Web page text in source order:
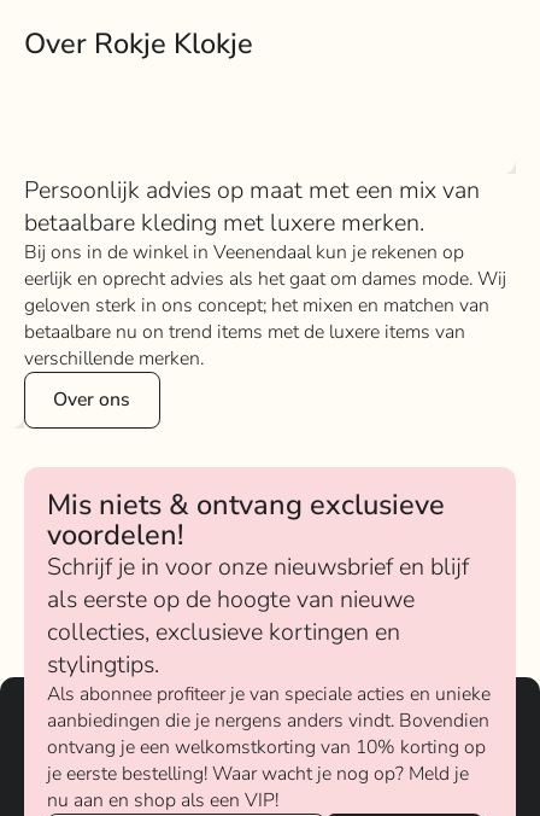
Over Rokje Klokje
Persoonlijk advies op maat met een mix van
betaalbare kleding met luxere merken.
Bij ons in de winkel in Veenendaal kun je rekenen op
eerlijk en oprecht advies als het gaat om dames mode. Wij
geloven sterk in ons concept; het mixen en matchen van
betaalbare nu on trend items met de luxere items van
verschillende merken.
Over ons
Mis niets & ontvang exclusieve
voordelen!
Schrijf je in voor onze nieuwsbrief en blijf
als eerste op de hoogte van nieuwe
collecties, exclusieve kortingen en
stylingtips.
Als abonnee profiteer je van speciale acties en unieke
aanbiedingen die je nergens anders vindt. Bovendien
ontvang je een welkomstkorting van 10% korting op
je eerste bestelling! Waar wacht je nog op? Meld je
nu aan en shop als een VIP!